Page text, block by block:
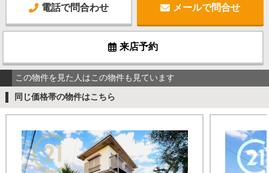
電話で問合わせ メールで問合せ
来店予約
この物件を見た人はこの物件も見ています
同じ価格帯の物件はこちら